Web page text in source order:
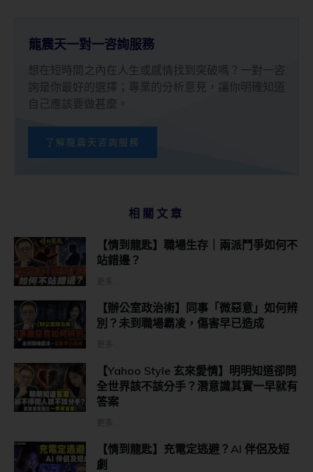
龍震天一對一咨詢服務
想在短時間之內在人生或感情找到突破嗎？一對一咨
詢是你最好的選擇；專業的分析意見，讓你明確知道
自己應該要做甚麼。
了解龍震天咨詢服務
相關文章
【情到龍匙】職場生存｜兩派鬥爭如何不
站錯邊？
【辦公室政治術】同事「微惡意」如何辨
別？未到職場霸凌，傷害早已造成
【Yahoo Style 玄來愛情】明明知道卻問
全世界該不該分手？潛意識其實一早就有
答案
【情到龍匙】充電定逃避？AI 伴侶及短
劇